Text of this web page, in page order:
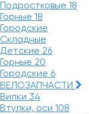
Подростковые 18
Горные 18
Городские
Складные
Детские 26
Горные 20
Городские 6
ВЕЛОЗАПЧАСТИ
Вилки 34
Втулки, оси 108